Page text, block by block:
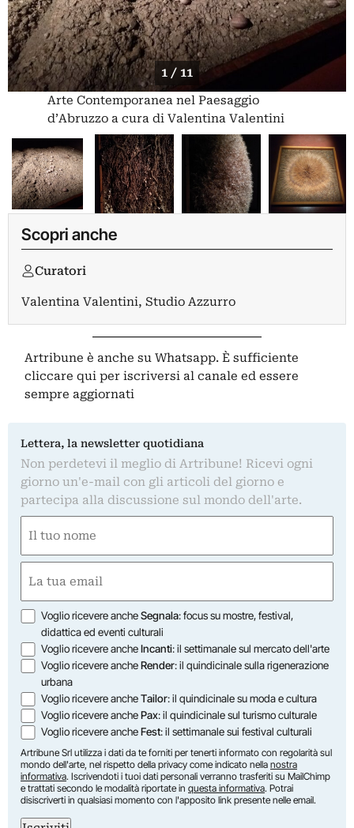
1 / 11
Arte Contemporanea nel Paesaggio
d’Abruzzo a cura di Valentina Valentini
Scopri anche
Curatori
Valentina Valentini, Studio Azzurro
Artribune è anche su Whatsapp. È sufficiente
cliccare qui per iscriversi al canale ed essere
sempre aggiornati
Lettera, la newsletter quotidiana
Non perdetevi il meglio di Artribune! Ricevi ogni
giorno un'e-mail con gli articoli del giorno e
partecipa alla discussione sul mondo dell'arte.
(Obbligatorio)
Nome
(Obbligatorio)
Opzioni
Voglio ricevere ancheSegnala: focus su mostre, festival,
didattica ed eventi culturali
Voglio ricevere ancheIncanti: il settimanale sul mercato dell'arte
Voglio ricevere ancheRender: il quindicinale sulla rigenerazione
urbana
Voglio ricevere ancheTailor: il quindicinale su moda e cultura
Voglio ricevere anchePax: il quindicinale sul turismo culturale
Voglio ricevere ancheFest: il settimanale sui festival culturali
Artribune Srl utilizza i dati da te forniti per tenerti informato con regolarità sul
mondo dell'arte, nel rispetto della privacy come indicato nella nostra
informativa. Iscrivendoti i tuoi dati personali verranno trasferiti su MailChimp
e trattati secondo le modalità riportate in questa informativa. Potrai
disiscriverti in qualsiasi momento con l'apposito link presente nelle email.